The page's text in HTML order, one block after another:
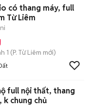
có thang máy, full
Từ Liêm
1 (P. Từ Liêm mới)
full nội thất, thang
k chung chủ